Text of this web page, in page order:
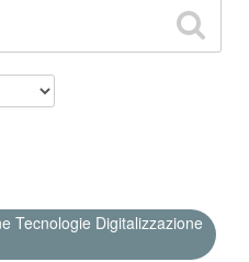
Tecnologie Digitalizzazione